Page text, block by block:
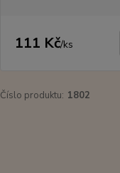
111 Kč/ks
Číslo produktu: 1802